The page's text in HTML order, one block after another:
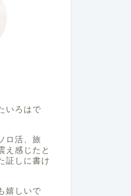
いろはで
ロ活、旅
え感じたと
証しに書け
嬉しいで